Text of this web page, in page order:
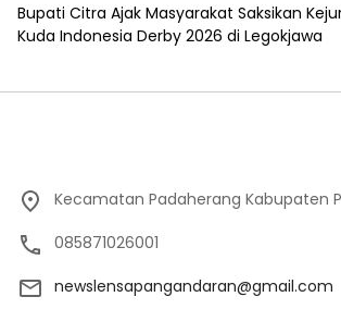
Bupati Citra Ajak Masyarakat Saksikan
Kuda Indonesia Derby 2026 di Legokjawa
Kecamatan Padaherang Kabupaten
085871026001
newslensapangandaran@gmail.com